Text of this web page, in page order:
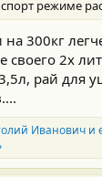
режиме
300кг
своего 2х
рай для
Ивановичи